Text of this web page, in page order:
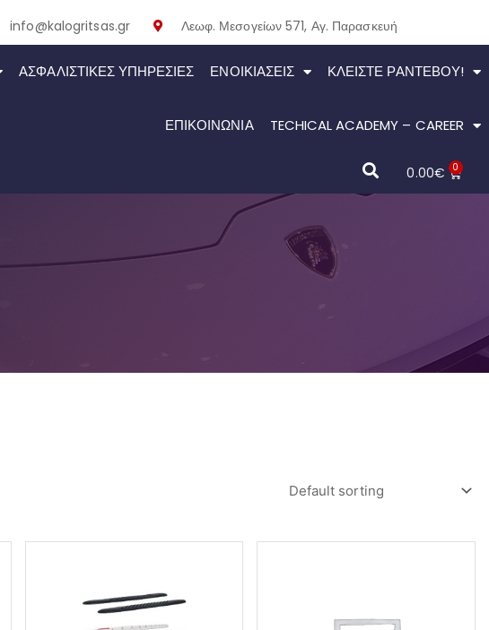
info@kalogritsas.gr Λεωφ. Μεσογείων 571, Αγ. Παρασκευή
ΑΣΦΑΛΙΣΤΙΚΕΣ ΥΠΗΡΕΣΙΕΣ ΕΝΟΙΚΙΆΣΕΙΣ ΚΛΕΊΣΤΕ ΡΑΝΤΕΒΟΎ!
ΕΠΙΚΟΙΝΩΝΙΑ TECHICAL ACADEMY – CAREER
0.00€ 0